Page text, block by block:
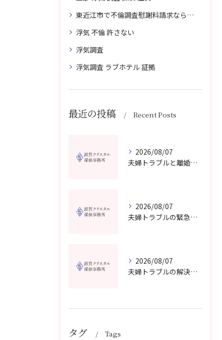
東近江市で不倫調査慰謝料請求なら滋賀クリスタル探偵事務所へご相談
浮気 不倫 許さない
浮気調査
浮気調査 ラブホテル 証拠
最近の投稿 Recent Posts
2026/08/07
夫婦トラブルと離婚相談を滋賀県野洲市で費用や無料窓口の選び方まで詳しく解説
2026/08/07
夫婦トラブルの緊急相談を滋賀県甲賀市で今すぐ受けるための信頼できる窓口選びガイド
2026/08/07
夫婦トラブルの解決に役立つカウンセリングと滋賀県近江八幡市で相談先を選ぶコツ
タグ Tags